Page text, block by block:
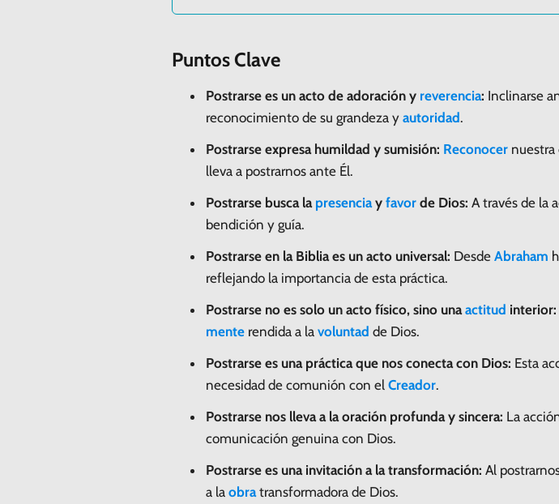
Puntos Clave
Postrarse es un acto de adoración y reverencia: Inclinarse
reconocimiento de su grandeza y autoridad.
Postrarse expresa humildad y sumisión: Reconocer
lleva a postrarnos ante Él.
Postrarse busca la presenciay favor de Dios: A través de la
bendición y guía.
Postrarse en la Biblia es un acto universal: Desde Abraham
reflejando la importancia de esta práctica.
Postrarse no es solo un acto físico, sino unaactitud interior:
mente rendida a la voluntad de Dios.
Postrarse es una práctica que nos conecta con Dios: Esta
necesidad de comunión con el Creador.
Postrarse nos lleva a la oración profunda y sincera: La
comunicación genuina con Dios.
Postrarse es una invitación a la transformación: Al
a la obratransformadora de Dios.